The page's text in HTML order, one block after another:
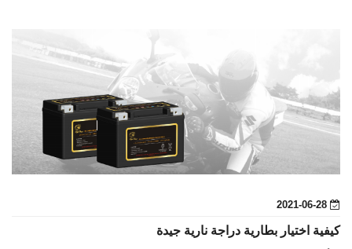
كيفية اختيار بطارية دراجة نارية جيدة